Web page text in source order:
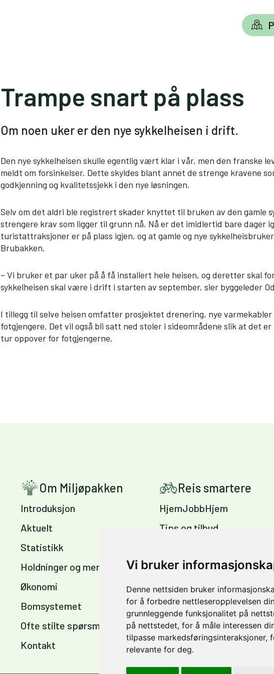
Vi bruker
Denne nettsiden bruker
for å forbedre nettleseropplevelsen
grunnleggende funksjonalitet på
på nettstedet, for å måle interessen
tilpasse markedsføringsinteraksjoner,
relevante for deg.
Trampe snart på plass
Om noen uker er den nye sykkelheisen i drift.
Den nye sykkelheisen skulle egentlig vært klar i vår, men den franske
meldt om forsinkelser. Dette skyldes blant annet de strenge kravene
godkjenning og kvalitetssjekk i den nye løsningen.
Selv om det aldri ble registrert skader knyttet til bruken av den gamle
strengere krav som ligger til grunn nå. Nå er det imidlertid bare dager
turistattraksjoner er på plass igjen, og at gamle og nye
Brubakken.
– Vi bruker et par uker på å få installert hele heisen, og deretter skal
sykkelheisen skal være i drift i starten av september, sier byggeleder
I tillegg til selve heisen omfatter prosjektet drenering, nye
fotgjengere. Det vil også bli satt ned stoler i sideområdene slik at det
tur oppover for fotgjengerne.
Om Miljøpakken
Introduksjon
Aktuelt
Statistikk
Holdninger og meninger
Økonomi
Bomsystemet
Ofte stilte spørsmål
Kontakt
Reis smartere
HjemJobbHjem
Tips og tilbud
arbeidsplass
sommer og vinter